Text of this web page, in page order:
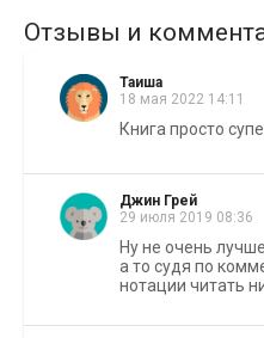
Отзывы и
Таиша
18 мая 2022 14:11
Книга просто
Джин Грей
29 июля 2019 08:36
Ну не очень
а то судя по
нотации читать